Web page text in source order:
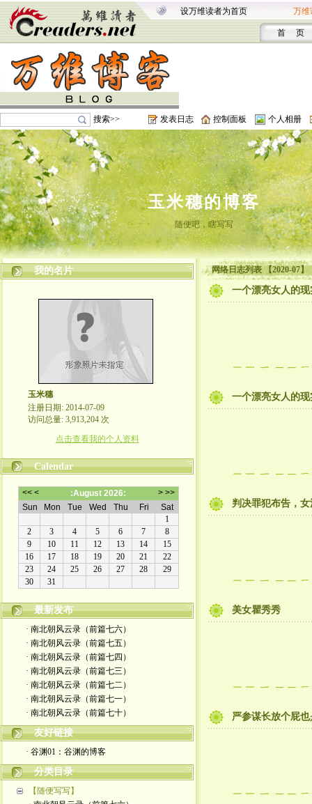
设万维读者为首页 万维
首 页
搜索>> 发表日志 控制面板 个人相册
玉米穗的博客
随便吧，瞎写写
我的名片
玉米穗
注册日期: 2014-07-09
访问总量: 3,913,204 次
点击查看我的个人资料
Calendar
最新发布
· 南北朝风云录（前篇七六）
· 南北朝风云录（前篇七五）
· 南北朝风云录（前篇七四）
· 南北朝风云录（前篇七三）
· 南北朝风云录（前篇七二）
· 南北朝风云录（前篇七一）
· 南北朝风云录（前篇七十）
友好链接
· 谷渊01：谷渊的博客
分类目录
【随便写写】
网络日志列表 【2020-07】
一个漂亮女人的
一个漂亮女人的
判决罪犯布告，
美女瞿秀秀
严参谋长放个屁